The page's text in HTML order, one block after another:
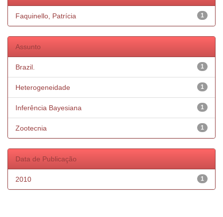
1
Faquinello, Patrícia
Assunto
1
Brazil.
1
Heterogeneidade
1
Inferência Bayesiana
1
Zootecnia
Data de Publicação
1
2010